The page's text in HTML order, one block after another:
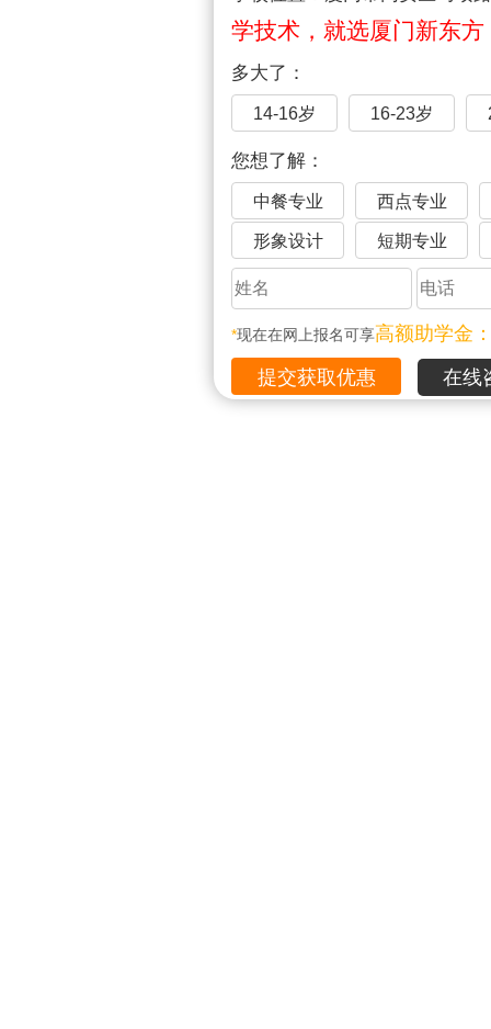
学技术，就选厦门新东方
多大了：
14-16岁 16-23岁
您想了解：
中餐专业 西点专业
形象设计 短期专业
*现在在网上报名可享高额助学金
在线